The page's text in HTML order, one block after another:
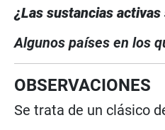
¿Las sustancias
Algunos países en los
OBSERVACIONES
Se trata de un clásico